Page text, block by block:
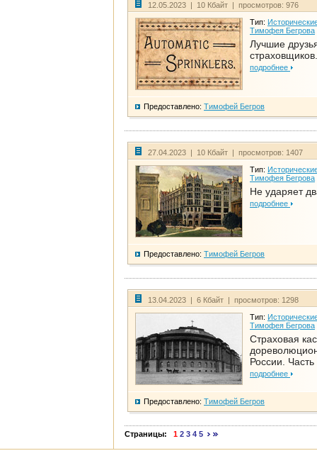
12.05.2023 | 10 Кбайт | просмотров: 976
Тип:
Тимофея Бегрова
Лучшие
подробнее
Предоставлено: Тимофей Бегров
27.04.2023 | 10 Кбайт | просмотров: 1407
Тип:
Тимофея Бегрова
Не ударяет
подробнее
Предоставлено: Тимофей Бегров
13.04.2023 | 6 Кбайт | просмотров: 1298
Тип:
Тимофея Бегрова
Страховая
России. Часть
подробнее
Предоставлено: Тимофей Бегров
Страницы: 1 2 3 4 5